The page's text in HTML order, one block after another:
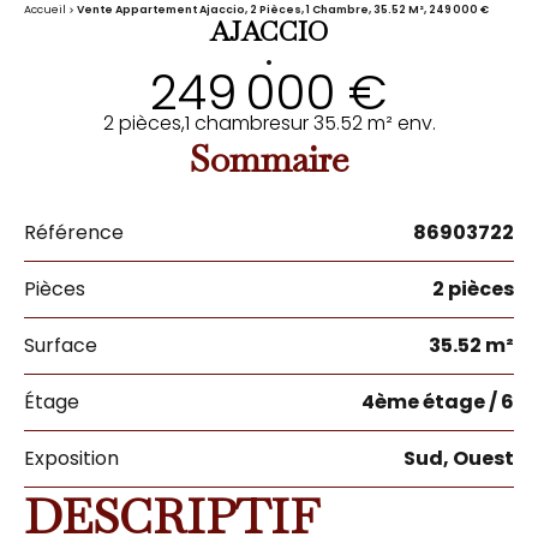
Accueil Vente Appartement Ajaccio, 2 Pièces, 1 Chambre, 35.52 M², 249 000 €
AJACCIO
•
249 000 €
2 pièces,1 chambresur 35.52 m² env.
Sommaire
Référence 86903722
Pièces 2 pièces
Surface 35.52 m²
Étage 4ème étage / 6
Exposition Sud, Ouest
DESCRIPTIF